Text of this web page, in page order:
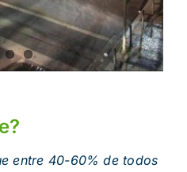
entre 40-60% de todos